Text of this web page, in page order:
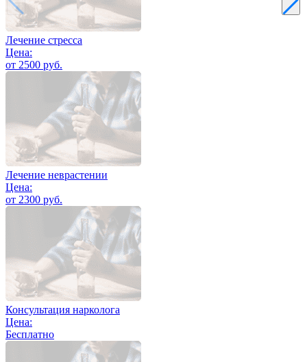
Лечение стресса
Цена:
от 2500 руб.
Лечение неврастении
Цена:
от 2300 руб.
Консультация нарколога
Цена:
Бесплатно